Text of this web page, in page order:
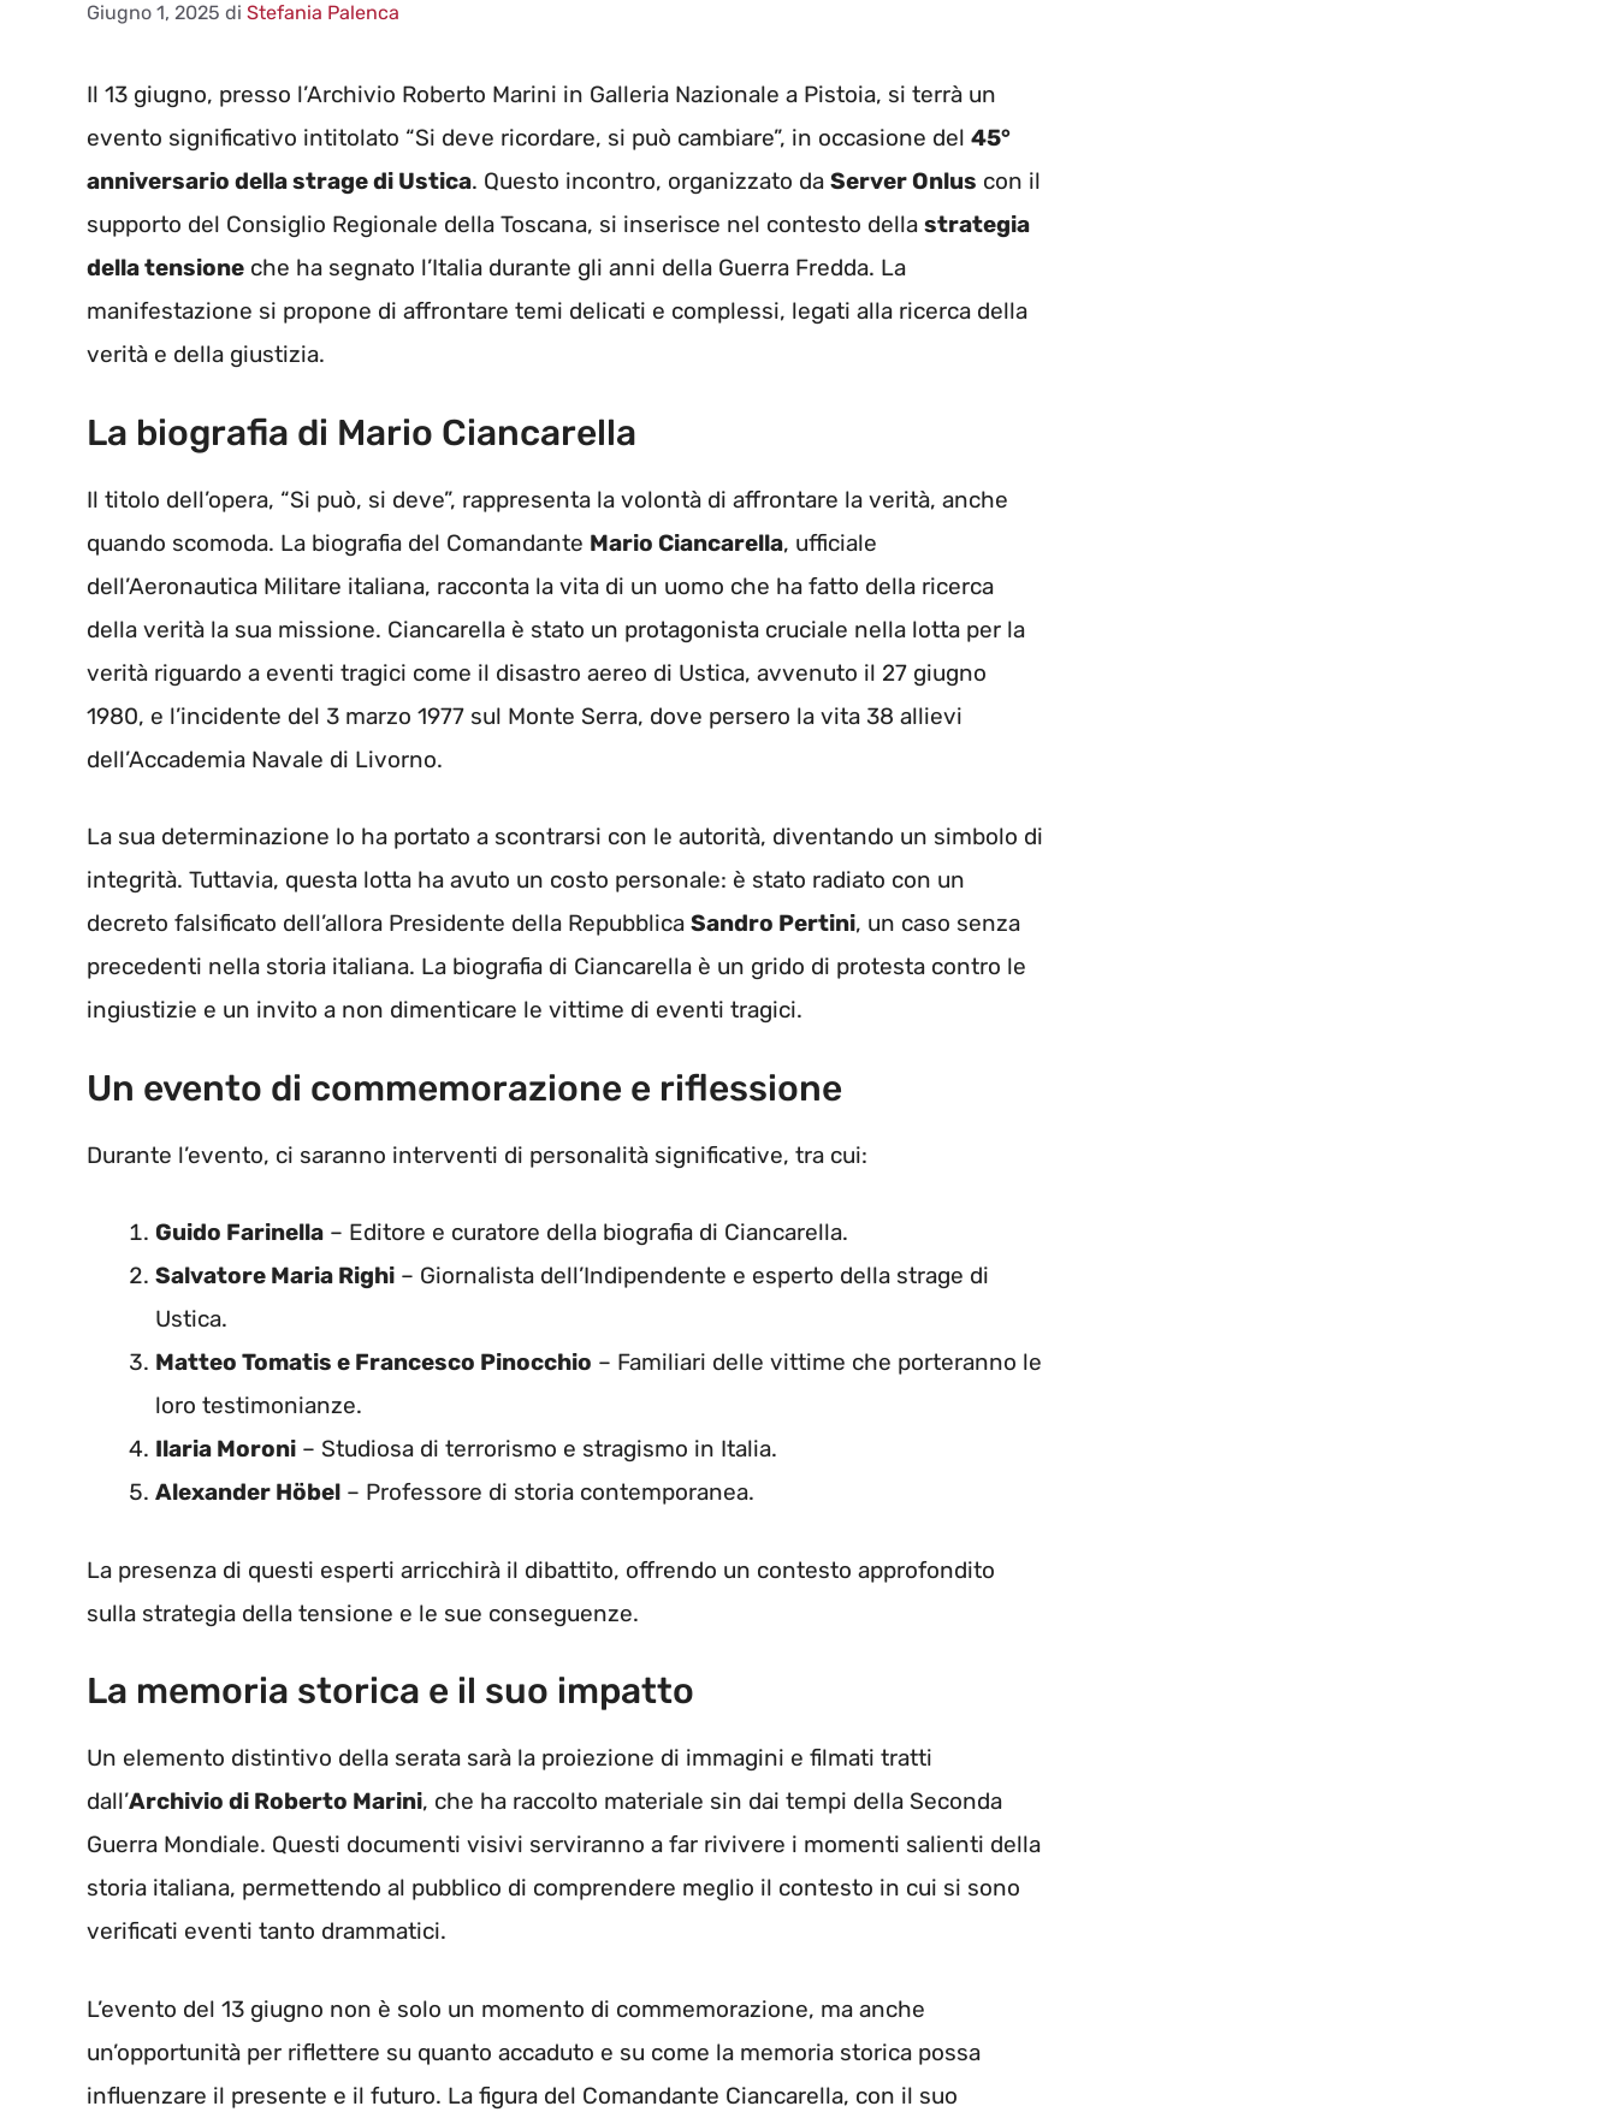
Giugno 1, 2025 di Stefania Palenca
Il 13 giugno, presso l’Archivio Roberto Marini in Galleria Nazionale a Pistoia, si terrà un
evento significativo intitolato “Si deve ricordare, si può cambiare”, in occasione del 45°
anniversario della strage di Ustica. Questo incontro, organizzato da Server Onlus con il
supporto del Consiglio Regionale della Toscana, si inserisce nel contesto della strategia
della tensione che ha segnato l’Italia durante gli anni della Guerra Fredda. La
manifestazione si propone di affrontare temi delicati e complessi, legati alla ricerca della
verità e della giustizia.
La biografia di Mario Ciancarella
Il titolo dell’opera, “Si può, si deve”, rappresenta la volontà di affrontare la verità, anche
quando scomoda. La biografia del Comandante Mario Ciancarella, ufficiale
dell’Aeronautica Militare italiana, racconta la vita di un uomo che ha fatto della ricerca
della verità la sua missione. Ciancarella è stato un protagonista cruciale nella lotta per la
verità riguardo a eventi tragici come il disastro aereo di Ustica, avvenuto il 27 giugno
1980, e l’incidente del 3 marzo 1977 sul Monte Serra, dove persero la vita 38 allievi
dell’Accademia Navale di Livorno.
La sua determinazione lo ha portato a scontrarsi con le autorità, diventando un simbolo di
integrità. Tuttavia, questa lotta ha avuto un costo personale: è stato radiato con un
decreto falsificato dell’allora Presidente della Repubblica Sandro Pertini, un caso senza
precedenti nella storia italiana. La biografia di Ciancarella è un grido di protesta contro le
ingiustizie e un invito a non dimenticare le vittime di eventi tragici.
Un evento di commemorazione e riflessione
Durante l’evento, ci saranno interventi di personalità significative, tra cui:
Guido Farinella – Editore e curatore della biografia di Ciancarella.
Salvatore Maria Righi – Giornalista dell’Indipendente e esperto della strage di
Ustica.
Matteo Tomatis e Francesco Pinocchio – Familiari delle vittime che porteranno le
loro testimonianze.
Ilaria Moroni – Studiosa di terrorismo e stragismo in Italia.
Alexander Höbel – Professore di storia contemporanea.
La presenza di questi esperti arricchirà il dibattito, offrendo un contesto approfondito
sulla strategia della tensione e le sue conseguenze.
La memoria storica e il suo impatto
Un elemento distintivo della serata sarà la proiezione di immagini e filmati tratti
dall’Archivio di Roberto Marini, che ha raccolto materiale sin dai tempi della Seconda
Guerra Mondiale. Questi documenti visivi serviranno a far rivivere i momenti salienti della
storia italiana, permettendo al pubblico di comprendere meglio il contesto in cui si sono
verificati eventi tanto drammatici.
L’evento del 13 giugno non è solo un momento di commemorazione, ma anche
un’opportunità per riflettere su quanto accaduto e su come la memoria storica possa
influenzare il presente e il futuro. La figura del Comandante Ciancarella, con il suo